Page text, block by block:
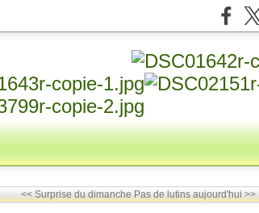
<< Surprise du dimanche Pas de lutins aujourd'hui >>